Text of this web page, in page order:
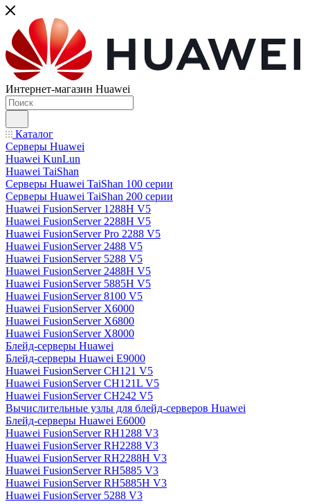
Интернет-магазин Huawei
Каталог
Серверы Huawei
Huawei KunLun
Huawei TaiShan
Серверы Huawei TaiShan 100 серии
Серверы Huawei TaiShan 200 серии
Huawei FusionServer 1288H V5
Huawei FusionServer 2288H V5
Huawei FusionServer Pro 2288 V5
Huawei FusionServer 2488 V5
Huawei FusionServer 5288 V5
Huawei FusionServer 2488H V5
Huawei FusionServer 5885H V5
Huawei FusionServer 8100 V5
Huawei FusionServer X6000
Huawei FusionServer X6800
Huawei FusionServer X8000
Блейд-серверы Huawei
Блейд-серверы Huawei E9000
Huawei FusionServer CH121 V5
Huawei FusionServer CH121L V5
Huawei FusionServer CH242 V5
Вычислительные узлы для блейд-серверов Huawei
Блейд-серверы Huawei E6000
Huawei FusionServer RH1288 V3
Huawei FusionServer RH2288 V3
Huawei FusionServer RH2288H V3
Huawei FusionServer RH5885 V3
Huawei FusionServer RH5885H V3
Huawei FusionServer 5288 V3